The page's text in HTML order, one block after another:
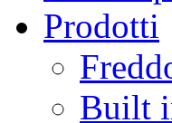
Prodotti
Built